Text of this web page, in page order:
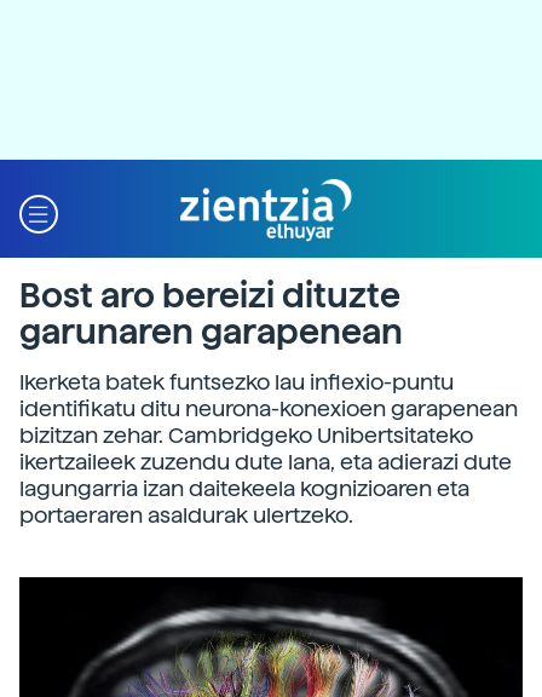
Bost aro bereizi dituzte
garunaren garapenean
Ikerketa batek funtsezko lau inflexio-puntu
identifikatu ditu neurona-konexioen garapenean
bizitzan zehar. Cambridgeko Unibertsitateko
ikertzaileek zuzendu dute lana, eta adierazi dute
lagungarria izan daitekeela kognizioaren eta
portaeraren asaldurak ulertzeko.